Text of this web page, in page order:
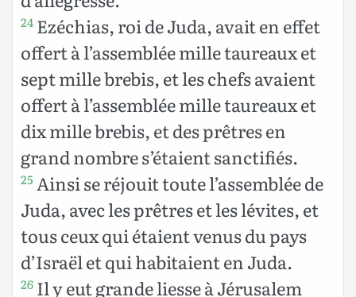
24 Ezéchias, roi de Juda, avait en effet
offert à l’assemblée mille taureaux et
sept mille brebis, et les chefs avaient
offert à l’assemblée mille taureaux et
dix mille brebis, et des prêtres en
grand nombre s’étaient sanctifiés.
25 Ainsi se réjouit toute l’assemblée de
Juda, avec les prêtres et les lévites, et
tous ceux qui étaient venus du pays
d’Israël et qui habitaient en Juda.
26 Il y eut grande liesse à Jérusalem